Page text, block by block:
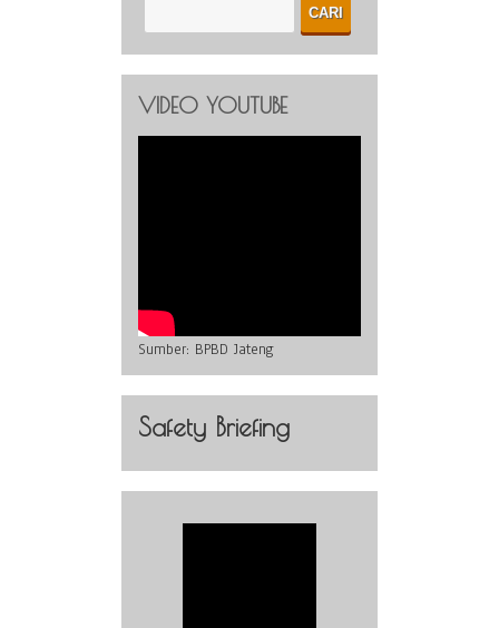
VIDEO YOUTUBE
Sumber: BPBD Jateng
Safety Briefing